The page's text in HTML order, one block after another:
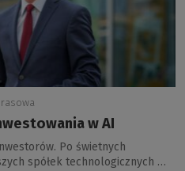
w AI
Po świetnych
spółek technologicznych …